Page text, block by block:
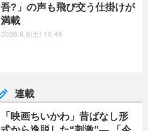
吾?」の声も飛び交う仕掛けが
満載
2026.8.8(土) 10:45
連載
「映画ちいかわ」昔ばなし形